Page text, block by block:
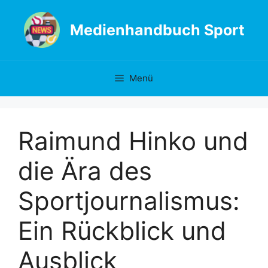
Inhalt
springen
Medienhandbuch Sport
Menü
Raimund Hinko und
die Ära des
Sportjournalismus:
Ein Rückblick und
Ausblick